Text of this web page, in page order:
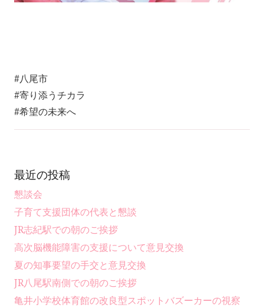
#八尾市
#寄り添うチカラ
#希望の未来へ
最近の投稿
懇談会
子育て支援団体の代表と懇談
JR志紀駅での朝のご挨拶
高次脳機能障害の支援について意見交換
夏の知事要望の手交と意見交換
JR八尾駅南側での朝のご挨拶
亀井小学校体育館の改良型スポットバズーカーの視察